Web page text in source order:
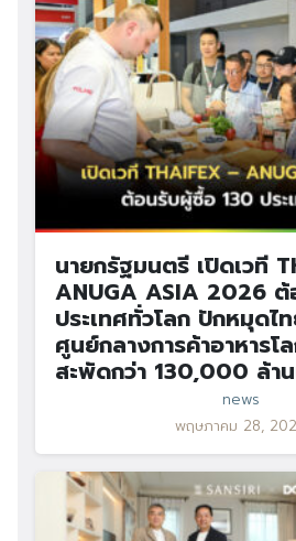
นายกรัฐมนตรี เปิดเวที
ANUGA ASIA 2026
ประเทศทั่วโลก ปักหมุดไ
ศูนย์กลางการค้าอาหารโ
สะพัดกว่า 130,000 ล้า
news
พฤษภาคม 28,